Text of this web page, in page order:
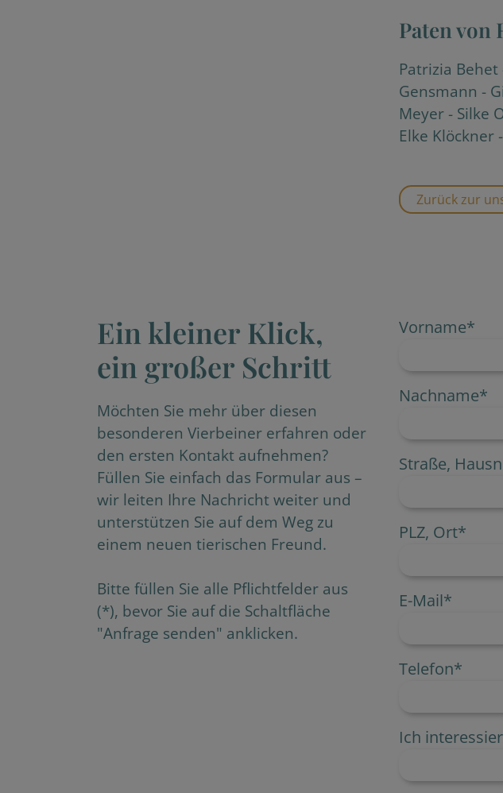
Paten von
Patrizia Behet
Gensmann -
Meyer - Silke
Elke Klöckner -
Zurück zur
Ein kleiner Klick,
ein großer Schritt
Möchten Sie mehr über diesen
besonderen Vierbeiner erfahren oder
den ersten Kontakt aufnehmen?
Füllen Sie einfach das Formular aus –
wir leiten Ihre Nachricht weiter und
unterstützen Sie auf dem Weg zu
einem neuen tierischen Freund.
Bitte füllen Sie alle Pflichtfelder aus
(*), bevor Sie auf die Schaltfläche
"Anfrage senden" anklicken.
Vorname*
Nachname*
Straße,
PLZ, Ort*
E-Mail*
Telefon*
Ich